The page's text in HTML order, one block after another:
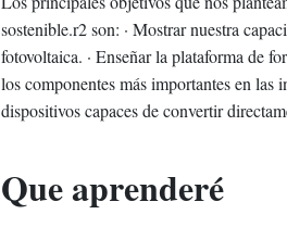
sostenible.r2 son: · Mostrar nuestra
fotovoltaica. · Enseñar la plataforma de
los componentes más importantes en las
dispositivos capaces de convertir
Que aprenderé